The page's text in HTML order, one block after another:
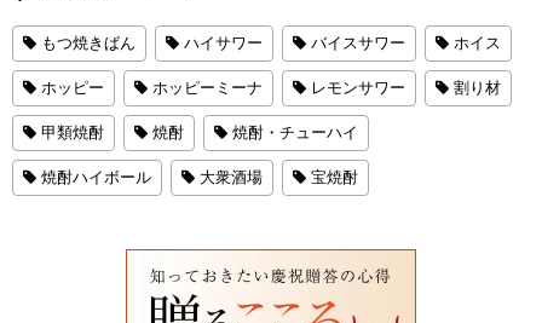
もつ焼きばん ハイサワー バイスサワー ホイス
ホッピー ホッピーミーナ レモンサワー 割り材
甲類焼酎 焼酎 焼酎・チューハイ
焼酎ハイボール 大衆酒場 宝焼酎